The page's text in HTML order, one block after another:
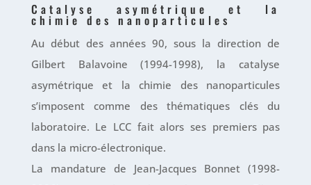
Catalyse asymétrique et la
chimie des nanoparticules
Au début des années 90, sous la direction de
Gilbert Balavoine (1994-1998), la catalyse
asymétrique et la chimie des nanoparticules
s’imposent comme des thématiques clés du
laboratoire. Le LCC fait alors ses premiers pas
dans la micro-électronique.
La mandature de Jean-Jacques Bonnet (1998-